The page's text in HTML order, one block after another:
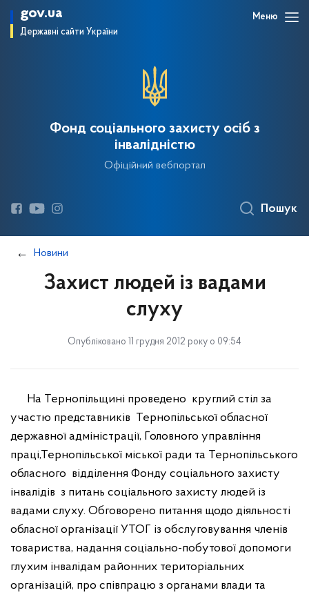
gov.ua
Державні сайти України
Меню
Фонд соціального захисту осіб з
інвалідністю
Офіційний вебпортал
Пошук
Новини
Захист людей із вадами
слуху
Опубліковано 11 грудня 2012 року о 09:54
На Тернопільщині проведено круглий стіл за
участю представників Тернопільської обласної
державної адміністрації, Головного управління
праці,Тернопільської міської ради та Тернопільського
обласного відділення Фонду соціального захисту
інвалідів з питань соціального захисту людей із
вадами слуху. Обговорено питання щодо діяльності
обласної організації УТОГ із обслуговування членів
товариства, надання соціально-побутової допомоги
глухим інвалідам районних територіальних
організацій, про співпрацю з органами влади та